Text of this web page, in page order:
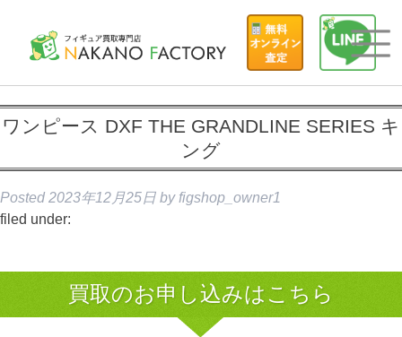
ワンピース DXF THE GRANDLINE SERIES キ
ング
Posted 2023年12月25日 by figshop_owner1
filed under:
買取のお申し込みはこちら